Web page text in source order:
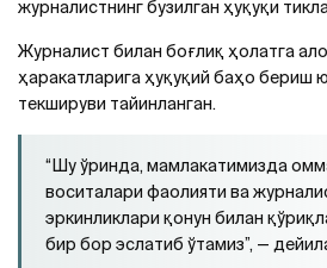
журналистнинг бузилган ҳуқуқи
Журналист билан боғлиқ ҳолатга
ҳаракатларига ҳуқуқий баҳо бериш
текшируви тайинланган.
“Шу ўринда, мамлакатимизда
воситалари фаолияти ва
эркинликлари қонун билан
бир бор эслатиб ўтамиз”, —